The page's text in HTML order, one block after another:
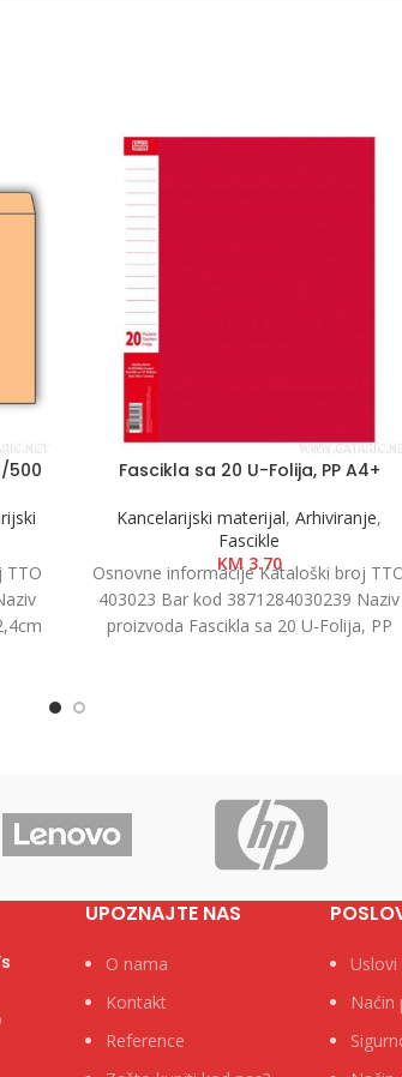
500
TTO
Fascikla sa 20 U-Folija, PP A4+
Kancelarijski materijal, Arhiviranje,
Fascikle
KM3.70
Osnovne informacije Kataloški broj
403023 Bar kod 3871284030239 Naziv
proizvoda Fascikla sa 20 U-Folija, PP
UPOZNAJTE NAS
O nama
Kontakt
Reference
Naćin